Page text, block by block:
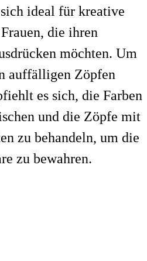
ideal für kreative
die ihren
möchten. Um
auffälligen Zöpfen
es sich, die Farben
und die Zöpfe mit
zu behandeln, um die
zu bewahren.